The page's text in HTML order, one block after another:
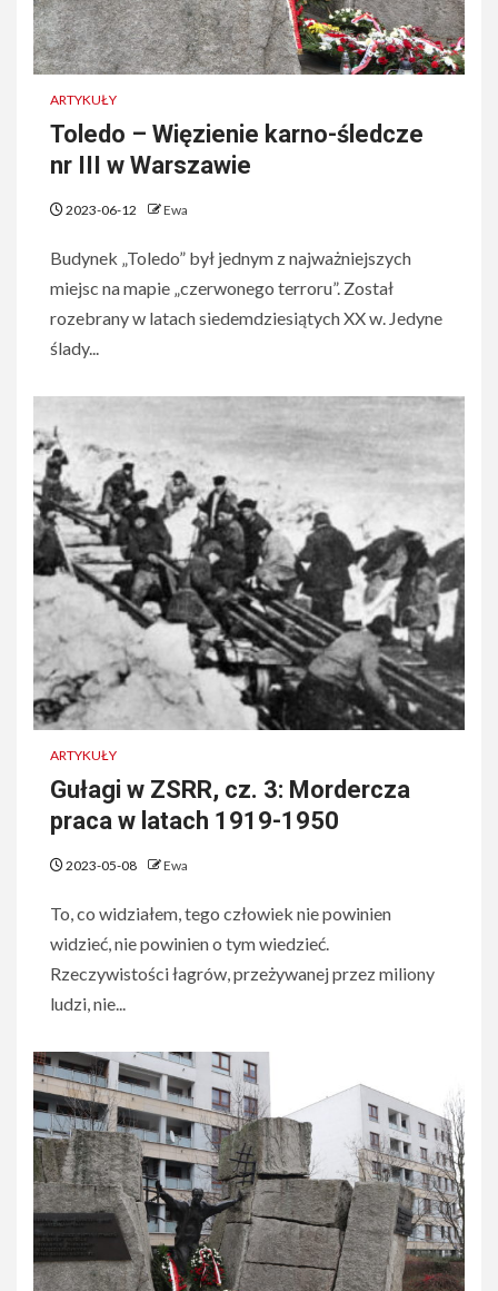
ARTYKUŁY
Toledo – Więzienie karno-śledcze
nr III w Warszawie
2023-06-12 Ewa
Budynek „Toledo” był jednym z najważniejszych
miejsc na mapie „czerwonego terroru”. Został
rozebrany w latach siedemdziesiątych XX w. Jedyne
ślady...
ARTYKUŁY
Gułagi w ZSRR, cz. 3: Mordercza
praca w latach 1919-1950
2023-05-08 Ewa
To, co widziałem, tego człowiek nie powinien
widzieć, nie powinien o tym wiedzieć.
Rzeczywistości łagrów, przeżywanej przez miliony
ludzi, nie...